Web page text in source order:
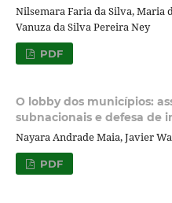
Nilsemara Faria da Silva, Maria
Vanuza da Silva Pereira Ney
PDF
O lobby dos municípios:
subnacionais e defesa de
Nayara Andrade Maia, Javier
PDF